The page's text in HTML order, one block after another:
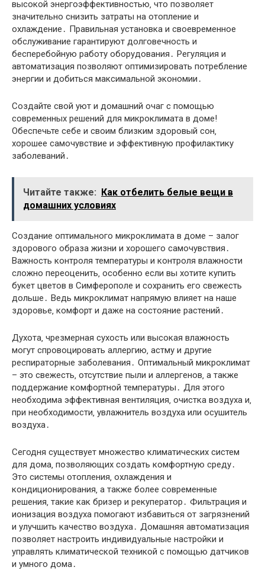
высокой энергоэффективностью‚ что позволяет
значительно снизить затраты на отопление и
охлаждение․ Правильная установка и своевременное
обслуживание гарантируют долговечность и
бесперебойную работу оборудования․ Регуляция и
автоматизация позволяют оптимизировать потребление
энергии и добиться максимальной экономии․
Создайте свой уют и домашний очаг с помощью
современных решений для микроклимата в доме!
Обеспечьте себе и своим близким здоровый сон‚
хорошее самочувствие и эффективную профилактику
заболеваний․
Читайте также:
Как отбелить белые вещи в
домашних условиях
Создание оптимального микроклимата в доме – залог
здорового образа жизни и хорошего самочувствия․
Важность контроля температуры и контроля влажности
сложно переоценить‚ особенно если вы хотите купить
букет цветов в Симферополе и сохранить его свежесть
дольше․ Ведь микроклимат напрямую влияет на наше
здоровье‚ комфорт и даже на состояние растений․
Духота‚ чрезмерная сухость или высокая влажность
могут спровоцировать аллергию‚ астму и другие
респираторные заболевания․ Оптимальный микроклимат
– это свежесть‚ отсутствие пыли и аллергенов‚ а также
поддержание комфортной температуры․ Для этого
необходима эффективная вентиляция‚ очистка воздуха и‚
при необходимости‚ увлажнитель воздуха или осушитель
воздуха․
Сегодня существует множество климатических систем
для дома‚ позволяющих создать комфортную среду․
Это системы отопления‚ охлаждения и
кондиционирования‚ а также более современные
решения‚ такие как бризер и рекуператор․ Фильтрация и
ионизация воздуха помогают избавиться от загрязнений
и улучшить качество воздуха․ Домашняя автоматизация
позволяет настроить индивидуальные настройки и
управлять климатической техникой с помощью датчиков
и умного дома․